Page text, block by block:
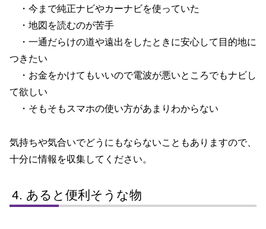
・今まで純正ナビやカーナビを使っていた
・地図を読むのが苦手
・一通だらけの道や遠出をしたときに安心して目的地に
つきたい
・お金をかけてもいいので電波が悪いところでもナビし
て欲しい
・そもそもスマホの使い方があまりわからない
気持ちや気合いでどうにもならないこともありますので、
十分に情報を収集してください。
あると便利そうな物